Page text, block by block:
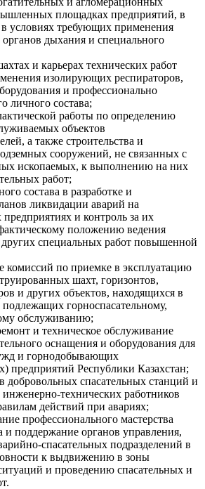
площадках предприятий, в
условиях требующих применения
дыхания и специального
и карьерах технических работ
изолирующих респираторов,
и профессионально
личного состава;
работы по определению
объектов
а также строительства и
сооружений, не связанных с
ископаемых, к выполнению на них
работ;
состава в разработке и
ликвидации аварий на
и контроль за их
положению ведения
специальных работ повышенной
комиссий по приемке в эксплуатацию
шахт, горизонтов,
и других объектов, находящихся в
горноспасательному,
обслуживанию;
и техническое обслуживание
оснащения и оборудования для
и горнодобывающих
предприятий Республики Казахстан;
добровольных спасательных станций и
технических работников
действий при авариях;
профессионального мастерства
и поддержание органов управления,
спасательных подразделений в
к выдвижению в зоны
и проведению спасательных и